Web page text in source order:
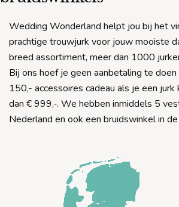
Wedding Wonderland helpt jou bij het
prachtige trouwjurk voor jouw mooiste
breed assortiment, meer dan 1000
Bij ons hoef je geen aanbetaling te
150,- accessoires cadeau als je een
dan € 999,-. We hebben inmiddels 5
Nederland en ook een bruidswinkel in